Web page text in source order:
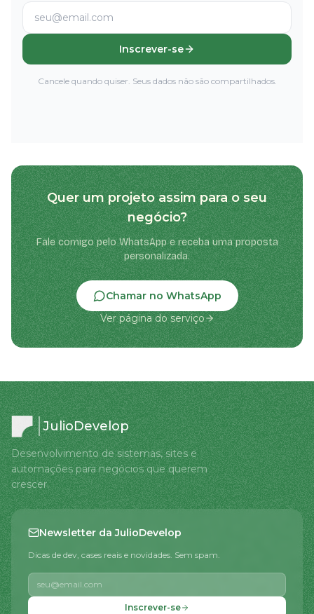
Inscrever-se
Cancele quando quiser. Seus dados não são compartilhados.
Quer um projeto assim para o seu
negócio?
Fale comigo pelo WhatsApp e receba uma proposta
personalizada.
Chamar no WhatsApp
Ver página do serviço
JulioDevelop
Desenvolvimento de sistemas, sites e
automações para negócios que querem
crescer.
Newsletter da JulioDevelop
Dicas de dev, cases reais e novidades. Sem spam.
Inscrever-se